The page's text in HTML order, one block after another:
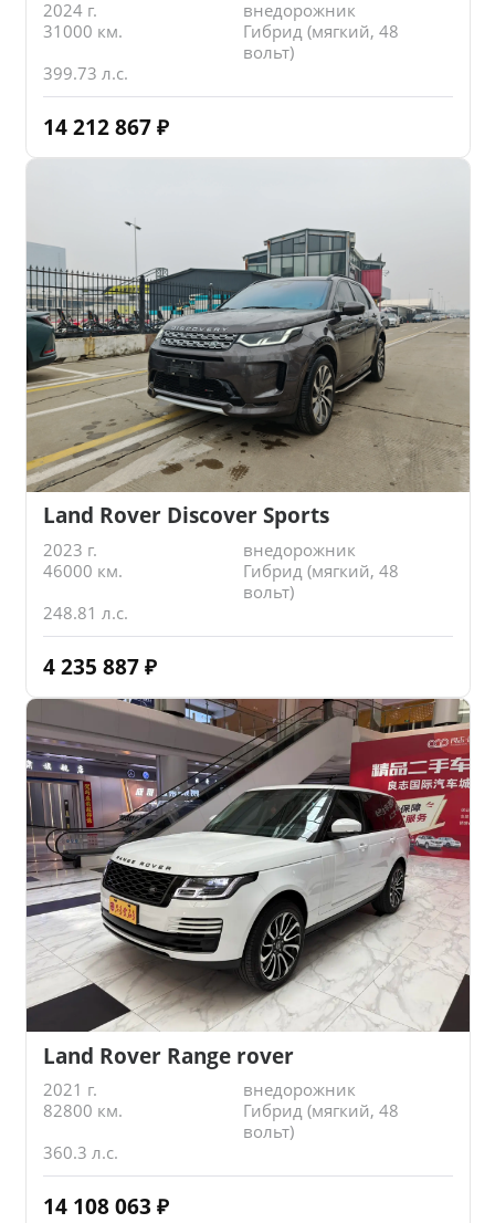
2024 г.
внедорожник
31000 км.
Гибрид (мягкий, 48
вольт)
399.73 л.с.
14 212 867 ₽
Land Rover Discover Sports
2023 г.
внедорожник
46000 км.
Гибрид (мягкий, 48
вольт)
248.81 л.с.
4 235 887 ₽
Land Rover Range rover
2021 г.
внедорожник
82800 км.
Гибрид (мягкий, 48
вольт)
360.3 л.с.
14 108 063 ₽